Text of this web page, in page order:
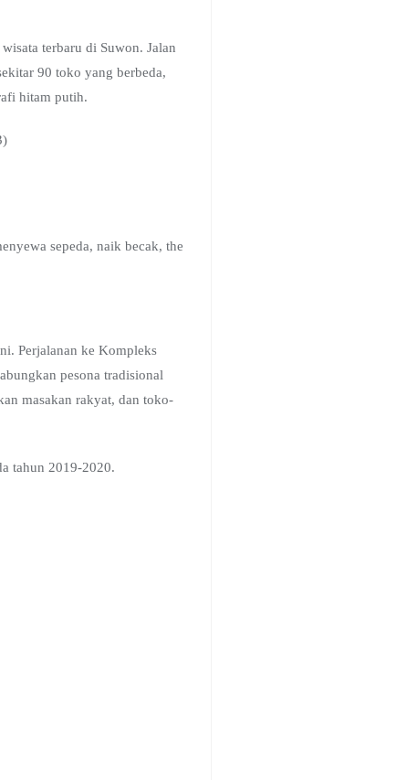
terbaru di Suwon. Jalan
90 toko yang berbeda,
hitam putih.
sepeda, naik becak, the
Perjalanan ke Kompleks
pesona tradisional
masakan rakyat, dan toko-
tahun 2019-2020.